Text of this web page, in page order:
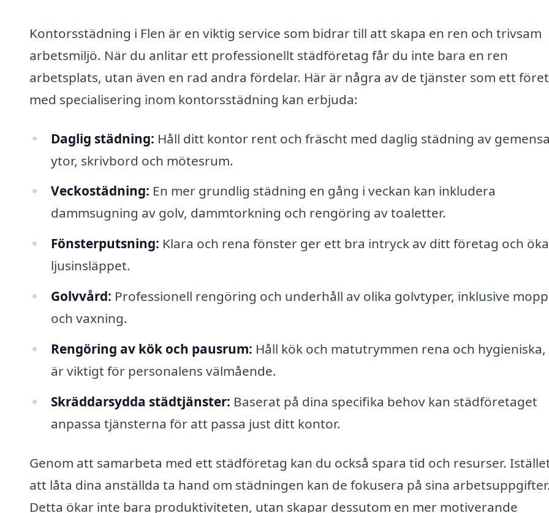
Kontorsstädning i Flen är en viktig service som bidrar till att skapa en ren och trivsam
arbetsmiljö. När du anlitar ett professionellt städföretag får du inte bara en ren
arbetsplats, utan även en rad andra fördelar. Här är några av de tjänster som ett
med specialisering inom kontorsstädning kan erbjuda:
Daglig städning: Håll ditt kontor rent och fräscht med daglig städning av
ytor, skrivbord och mötesrum.
Veckostädning: En mer grundlig städning en gång i veckan kan inkludera
dammsugning av golv, dammtorkning och rengöring av toaletter.
Fönsterputsning: Klara och rena fönster ger ett bra intryck av ditt företag och
ljusinsläppet.
Golvvård: Professionell rengöring och underhåll av olika golvtyper, inklusive
och vaxning.
Rengöring av kök och pausrum: Håll kök och matutrymmen rena och
är viktigt för personalens välmående.
Skräddarsydda städtjänster: Baserat på dina specifika behov kan städföretaget
anpassa tjänsterna för att passa just ditt kontor.
Genom att samarbeta med ett städföretag kan du också spara tid och resurser.
att låta dina anställda ta hand om städningen kan de fokusera på sina arbetsuppgifter.
Detta ökar inte bara produktiviteten, utan skapar dessutom en mer motiverande